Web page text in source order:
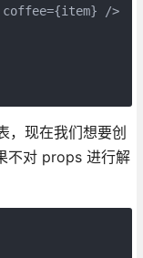
/>
，现在我们想要创
不对 props 进行解